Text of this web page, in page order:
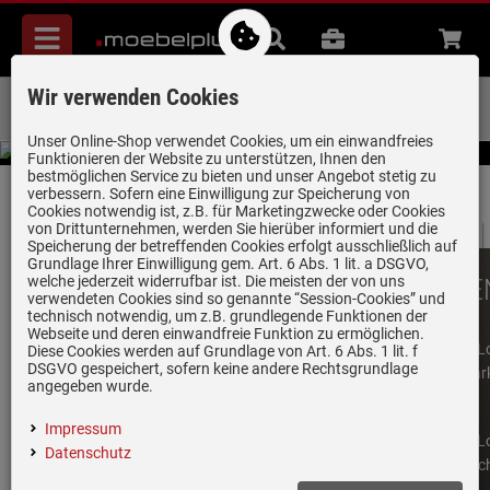
Menü
Suche
B2B Beratung
Über 85.000 positive Bewertungen
PARK IT
Zum
TOP-
Wir verwenden Cookies
Unser Online-Shop verwendet Cookies, um ein einwandfreies
Funktionieren der Website zu unterstützen, Ihnen den
bestmöglichen Service zu bieten und unser Angebot stetig zu
verbessern. Sofern eine Einwilligung zur Speicherung von
Cookies notwendig ist, z.B. für Marketingzwecke oder Cookies
von Drittunternehmen, werden Sie hierüber informiert und die
Speicherung der betreffenden Cookies erfolgt ausschließlich auf
Grundlage Ihrer Einwilligung gem. Art. 6 Abs. 1 lit. a DSGVO,
welche jederzeit widerrufbar ist. Die meisten der von uns
verwendeten Cookies sind so genannte “Session-Cookies” und
technisch notwendig, um z.B. grundlegende Funktionen der
Webseite und deren einwandfreie Funktion zu ermöglichen.
Diese Cookies werden auf Grundlage von Art. 6 Abs. 1 lit. f
DSGVO gespeichert, sofern keine andere Rechtsgrundlage
angegeben wurde.
Impressum
Datenschutz